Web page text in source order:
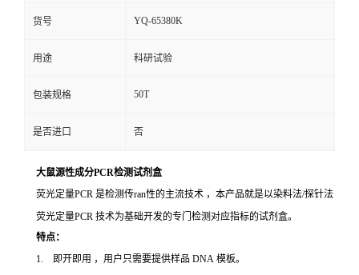
货号 YQ-65380K
用途 科研试验
包装规格 50T
是否进口 否
大鼠源性成分PCR检测试剂盒
荧光定量PCR 是检测传ran性的主流技术 ，本产品就是以染料法/探针法
荧光定量PCR 技术为基础开发的专门检测对应指标的试剂盒。
特点：
1. 即开即用 ，用户只需要提供样品 DNA 模板。